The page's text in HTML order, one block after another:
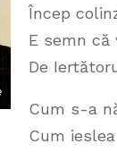
Încep
E semn că
De
Cum s-a
Cum